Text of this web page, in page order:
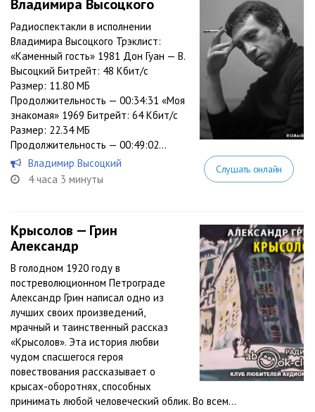
Владимира Высоцкого
Радиоспектакли в исполнении
Владимира Высоцкого Трэклист:
«Каменный гость» 1981 Дон Гуан — В.
Высоцкий Битрейт: 48 Кбит/с
Размер: 11.80 МБ
Продолжительность — 00:34:31 «Моя
знакомая» 1969 Битрейт: 64 Кбит/с
Размер: 22.34 МБ
Продолжительность — 00:49:02...
Владимир Высоцкий
4 часа 3 минуты
Слушать онлайн
Крысолов — Грин
Александр
В голодном 1920 году в
постреволюционном Петрограде
Александр Грин написал одно из
лучших своих произведений,
мрачный и таинственный рассказ
«Крысолов». Эта история любви
чудом спасшегося героя
повествования рассказывает о
крысах-оборотнях, способных
принимать любой человеческий облик. Во всем...